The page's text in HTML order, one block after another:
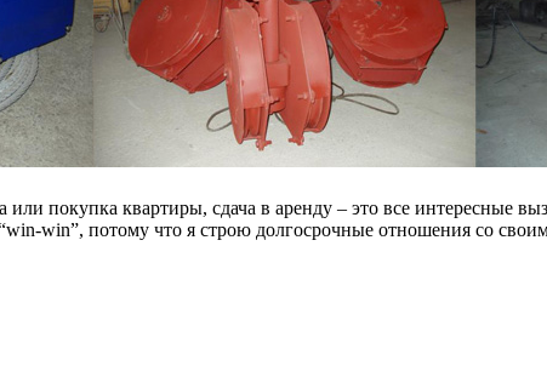
покупка квартиры, сдача в аренду – это все интересные
win”, потому что я строю долгосрочные отношения со